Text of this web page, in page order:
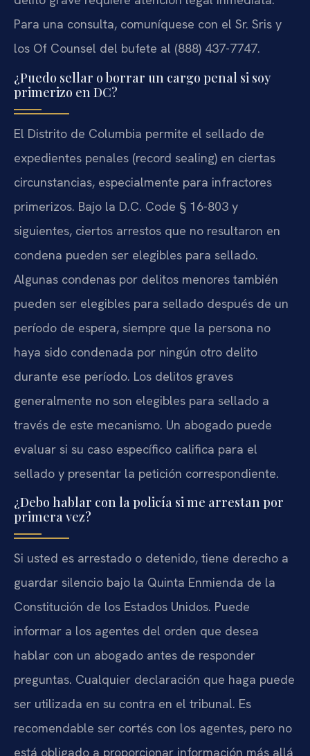
Para una consulta, comuníquese con el Sr. Sris y
los Of Counsel del bufete al (888) 437-7747.
¿Puedo sellar o borrar un cargo penal si soy
primerizo en DC?
El Distrito de Columbia permite el sellado de
expedientes penales (record sealing) en ciertas
circunstancias, especialmente para infractores
primerizos. Bajo la D.C. Code § 16-803 y
siguientes, ciertos arrestos que no resultaron en
condena pueden ser elegibles para sellado.
Algunas condenas por delitos menores también
pueden ser elegibles para sellado después de un
período de espera, siempre que la persona no
haya sido condenada por ningún otro delito
durante ese período. Los delitos graves
generalmente no son elegibles para sellado a
través de este mecanismo. Un abogado puede
evaluar si su caso específico califica para el
sellado y presentar la petición correspondiente.
¿Debo hablar con la policía si me arrestan por
primera vez?
Si usted es arrestado o detenido, tiene derecho a
guardar silencio bajo la Quinta Enmienda de la
Constitución de los Estados Unidos. Puede
informar a los agentes del orden que desea
hablar con un abogado antes de responder
preguntas. Cualquier declaración que haga puede
ser utilizada en su contra en el tribunal. Es
recomendable ser cortés con los agentes, pero no
está obligado a proporcionar información más allá